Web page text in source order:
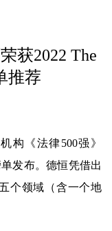
获2022 The
推荐
构《法律500强》
单发布。德恒凭借出
个领域（含一个地